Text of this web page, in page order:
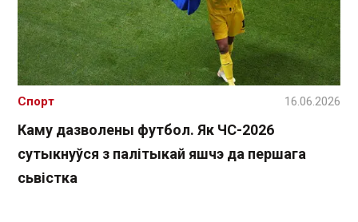
Каму дазволены футбол. Як ЧС-2026
сутыкнуўся з палітыкай яшчэ да першага
сьвістка
Спорт 16.06.2026